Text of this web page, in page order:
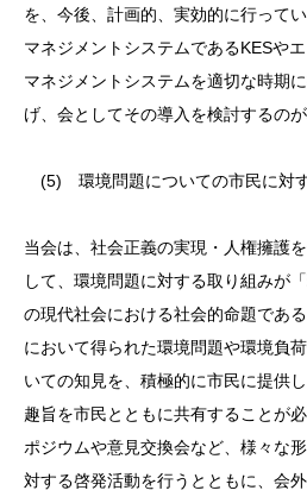
を、今後、計画的、実効的に行って
マネジメントシステムであるKESや
マネジメントシステムを適切な時期
げ、会としてその導入を検討するの
(5) 環境問題についての市民に対
当会は、社会正義の実現・人権擁護
して、環境問題に対する取り組みが
の現代社会における社会的命題であ
において得られた環境問題や環境負
いての知見を、積極的に市民に提供
趣旨を市民とともに共有することが
ポジウムや意見交換会など、様々な
対する啓発活動を行うとともに、会